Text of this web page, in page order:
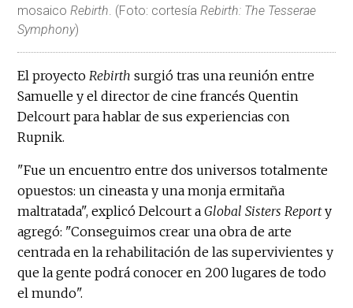
mosaicoRebirth . (Foto: cortesíaRebirth: The Tesserae
Symphony)
El proyecto Rebirthsurgió tras una reunión entre
Samuelle y el director de cine francés Quentin
Delcourt para hablar de sus experiencias con
Rupnik.
"Fue un encuentro entre dos universos totalmente
opuestos: un cineasta y una monja ermitaña
maltratada", explicó Delcourt aGlobal Sisters Reporty
agregó: "Conseguimos crear una obra de arte
centrada en la rehabilitación de las supervivientes y
que la gente podrá conocer en 200 lugares de todo
el mundo".